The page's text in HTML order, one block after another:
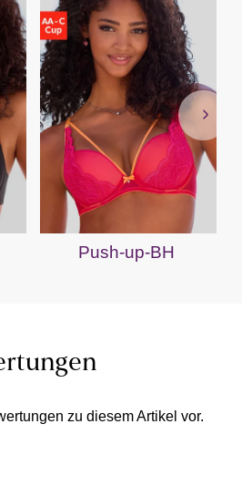
Push-up-BH
zu diesem Artikel vor.